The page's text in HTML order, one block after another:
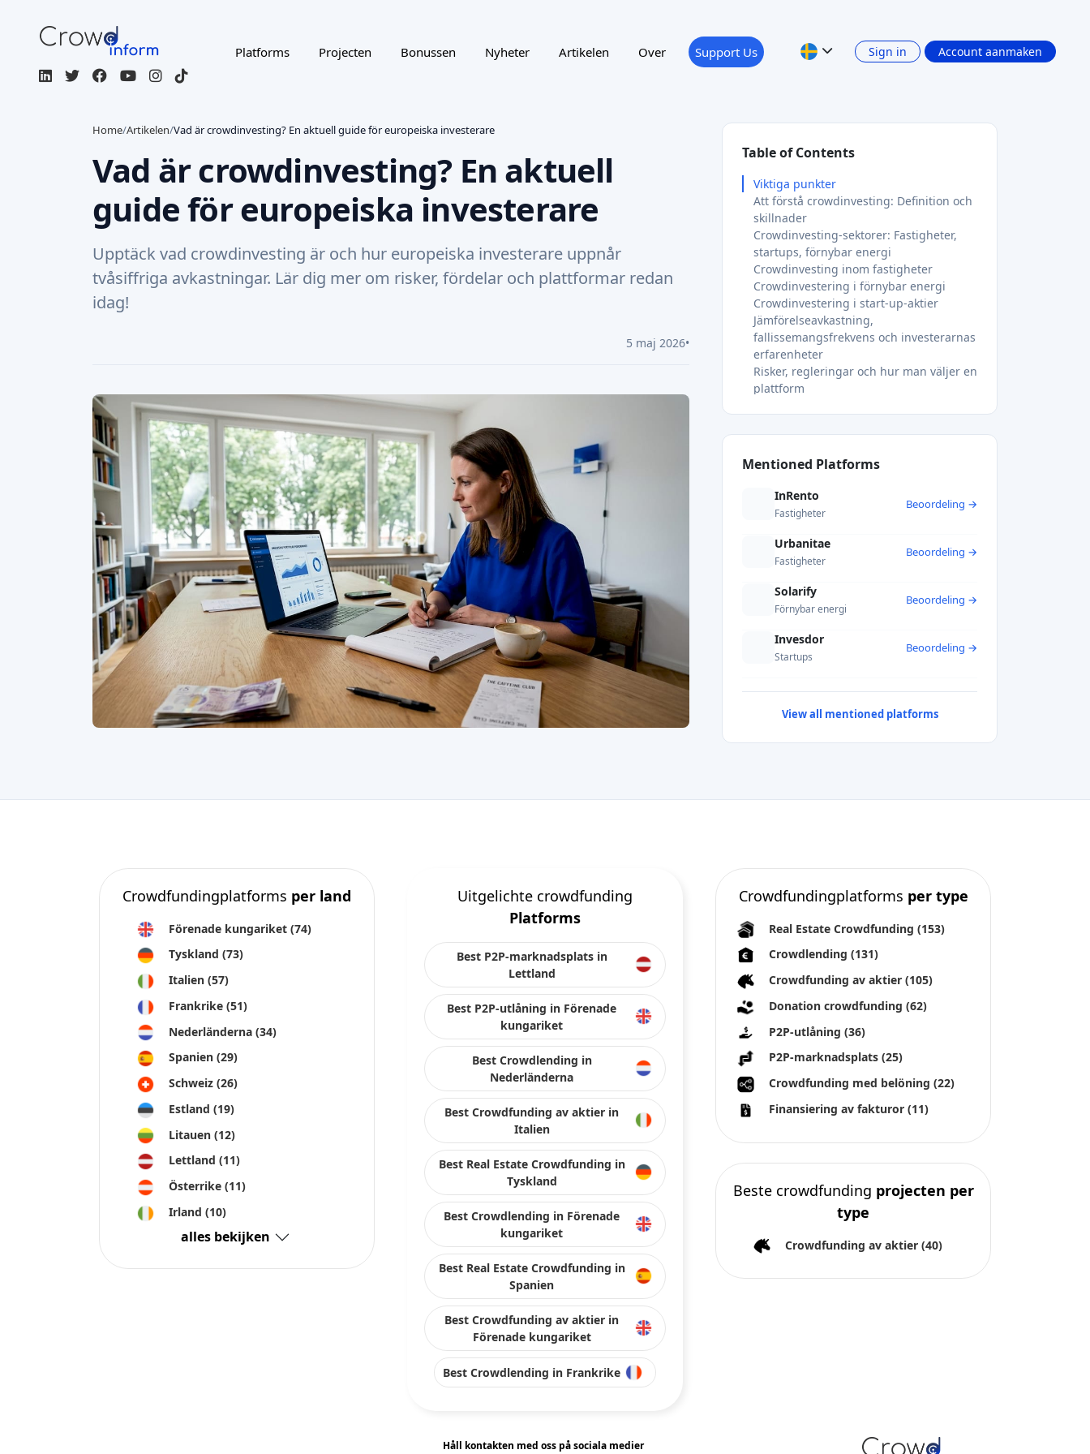
Platforms Projecten Bonussen Nyheter Artikelen Over Support Us Sign in Account aanmaken
Home/Artikelen/Vad är crowdinvesting? En aktuell guide för europeiska investerare
Vad är crowdinvesting? En aktuell
guide för europeiska investerare
Upptäck vad crowdinvesting är och hur europeiska investerare uppnår
tvåsiffriga avkastningar. Lär dig mer om risker, fördelar och plattformar redan
idag!
5 maj 2026•
Table of Contents
Viktiga punkter
Att förstå crowdinvesting: Definition och
skillnader
Crowdinvesting-sektorer: Fastigheter,
startups, förnybar energi
Crowdinvesting inom fastigheter
Crowdinvestering i förnybar energi
Crowdinvestering i start-up-aktier
Jämförelseavkastning,
fallissemangsfrekvens och investerarnas
erfarenheter
Risker, regleringar och hur man väljer en
plattform
Utforska crowdinvesting med
experthjälp
Vanliga frågor
Hur skiljer sig crowdinvesting från
traditionell crowdfunding?
Är avkastningen på crowdinvesting
garanterad?
Vilka sektorer erbjuder den bästa
Hur skyddar regleringar
crowdinvesterare i Europa?
crowdinvesting-plattformar?
Rekommenderat
Mentioned Platforms
InRento
Fastigheter
Beoordeling →
Urbanitae
Fastigheter
Beoordeling →
Solarify
Förnybar energi
Beoordeling →
Invesdor
Startups
Beoordeling →
View all mentioned platforms
Crowdfundingplatforms per land
Förenade kungariket (74)
Tyskland (73)
Italien (57)
Frankrike (51)
Nederländerna (34)
Spanien (29)
Schweiz (26)
Estland (19)
Litauen (12)
Lettland (11)
Österrike (11)
Irland (10)
alles bekijken
Uitgelichte crowdfunding
Platforms
Best P2P-marknadsplats in
Lettland
Best P2P-utlåning in Förenade
kungariket
Best Crowdlending in
Nederländerna
Best Crowdfunding av aktier in
Italien
Best Real Estate Crowdfunding in
Tyskland
Best Crowdlending in Förenade
kungariket
Best Real Estate Crowdfunding in
Spanien
Best Crowdfunding av aktier in
Förenade kungariket
Best Crowdlending in Frankrike
Crowdfundingplatforms per type
Real Estate Crowdfunding (153)
Crowdlending (131)
Crowdfunding av aktier (105)
Donation crowdfunding (62)
P2P-utlåning (36)
P2P-marknadsplats (25)
Crowdfunding med belöning (22)
Finansiering av fakturor (11)
Beste crowdfunding projecten per
type
Crowdfunding av aktier (40)
Håll kontakten med oss på sociala medier